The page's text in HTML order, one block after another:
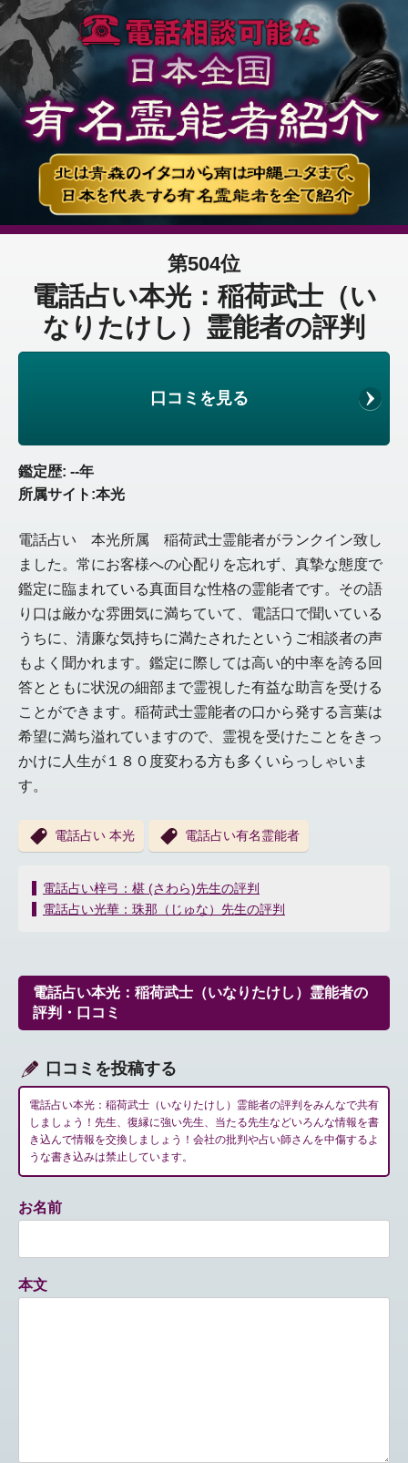
第504位
電話占い本光：稲荷武士（い
なりたけし）霊能者の評判
口コミを見る
鑑定歴: --年
所属サイト:本光
電話占い 本光所属 稲荷武士霊能者がランクイン致し
ました。常にお客様への心配りを忘れず、真摯な態度で
鑑定に臨まれている真面目な性格の霊能者です。その語
り口は厳かな雰囲気に満ちていて、電話口で聞いている
うちに、清廉な気持ちに満たされたというご相談者の声
もよく聞かれます。鑑定に際しては高い的中率を誇る回
答とともに状況の細部まで霊視した有益な助言を受ける
ことができます。稲荷武士霊能者の口から発する言葉は
希望に満ち溢れていますので、霊視を受けたことをきっ
かけに人生が１８０度変わる方も多くいらっしゃいま
す。
電話占い 本光 電話占い有名霊能者
投
稿
ー
シ
ョ
電話占い梓弓：椹 (さわら)先生の評判
電話占い光華：珠那（じゅな）先生の評判
電話占い本光：稲荷武士（いなりたけし）霊能者の
評判・口コミ
口コミを投稿する
電話占い本光：稲荷武士（いなりたけし）霊能者の評判をみんなで共有
しましょう！先生、復縁に強い先生、当たる先生などいろんな情報を書
き込んで情報を交換しましょう！会社の批判や占い師さんを中傷するよ
うな書き込みは禁止しています。
お名前
本文